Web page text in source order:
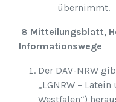
übernimmt.
8 Mitteilungsblatt,
Informationswege
Der DAV-NRW
„LGNRW –
Westfalen“)